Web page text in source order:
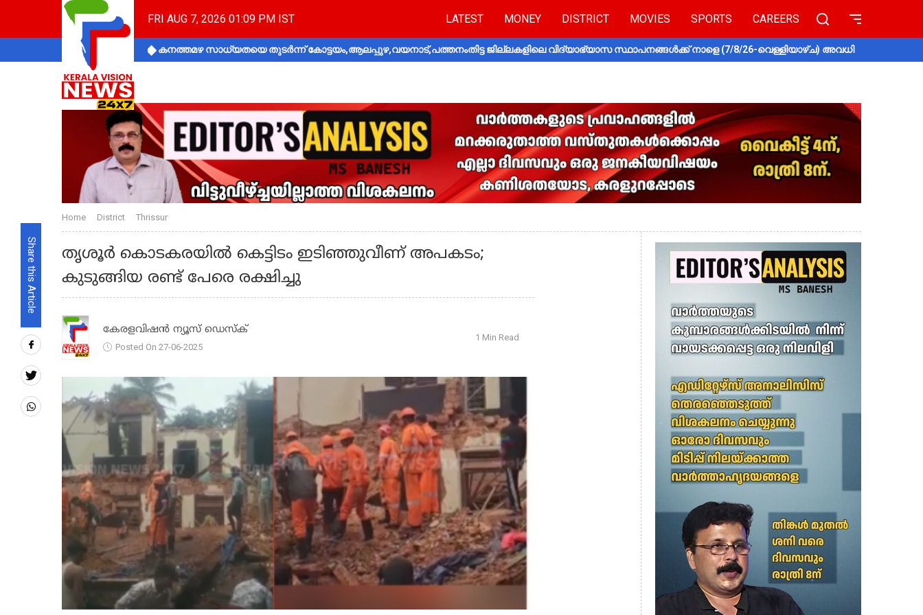
FRI AUG 7, 2026 01:09 PM IST LATEST MONEY DISTRICT MOVIES SPORTS CAREERS
കനത്തമഴ സാധ്യതയെ തുടർന്ന് കോട്ടയം,ആലപ്പുഴ,വയനാട്,പത്തനംതിട്ട ജില്ലകളിലെ വിദ്യാഭ്യാസ സ്ഥാപനങ്ങൾക്ക് നാളെ (7/8/26-വെള്ളിയാഴ്ച) അവധി
Share this Article
Home District Thrissur
തൃശൂര്‍ കൊടകരയില്‍ കെട്ടിടം ഇടിഞ്ഞുവീണ് അപകടം;
കുടുങ്ങിയ രണ്ട് പേരെ രക്ഷിച്ചു
കേരളവിഷൻ ന്യൂസ് ഡെസ്‌ക്
Posted On 27-06-2025
1 Min Read